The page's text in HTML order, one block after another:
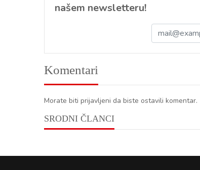
našem newsletteru!
Komentari
Morate biti prijavljeni da biste ostavili komentar.
SRODNI ČLANCI